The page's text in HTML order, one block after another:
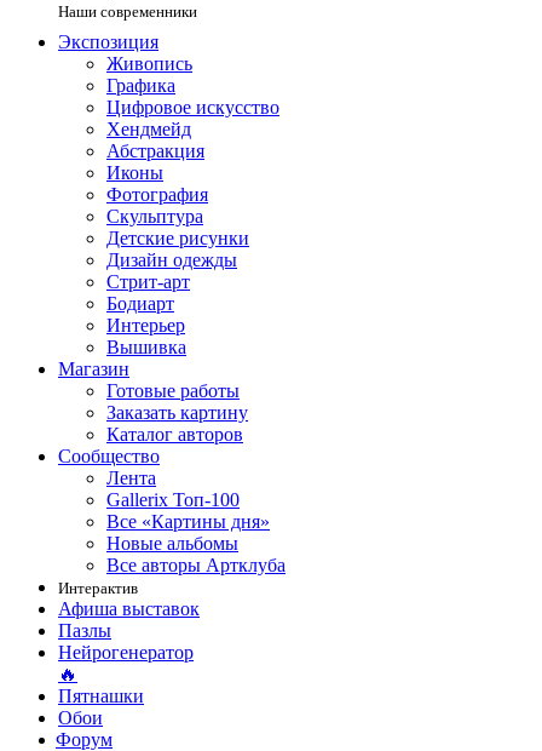
Наши современники
Экспозиция
Живопись
Графика
Цифровое искусство
Хендмейд
Абстракция
Иконы
Фотография
Скульптура
Детские рисунки
Дизайн одежды
Стрит-арт
Бодиарт
Интерьер
Вышивка
Магазин
Готовые работы
Заказать картину
Каталог авторов
Сообщество
Лента
Gallerix Топ-100
Все «Картины дня»
Новые альбомы
Все авторы Артклуба
Интерактив
Афиша выставок
Пазлы
Нейрогенератор
🔥
Пятнашки
Обои
Форум